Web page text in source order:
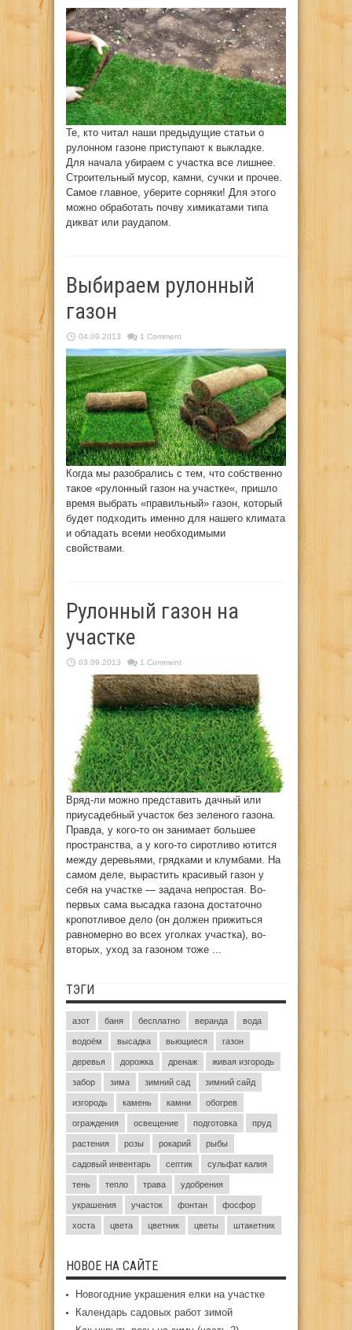
Те, кто читал наши предыдущие статьи о
рулонном газоне приступают к выкладке.
Для начала убираем с участка все лишнее.
Строительный мусор, камни, сучки и прочее.
Самое главное, уберите сорняки! Для этого
можно обработать почву химикатами типа
дикват или раудапом.
Выбираем рулонный
газон
04.09.2013 1 Comment
Когда мы разобрались с тем, что собственно
такое «рулонный газон на участке«, пришло
время выбрать «правильный» газон, который
будет подходить именно для нашего климата
и обладать всеми необходимыми
свойствами.
Рулонный газон на
участке
03.09.2013 1 Comment
Вряд-ли можно представить дачный или
приусадебный участок без зеленого газона.
Правда, у кого-то он занимает большее
пространства, а у кого-то сиротливо ютится
между деревьями, грядками и клумбами. На
самом деле, вырастить красивый газон у
себя на участке — задача непростая. Во-
первых сама высадка газона достаточно
кропотливое дело (он должен прижиться
равномерно во всех уголках участка), во-
вторых, уход за газоном тоже ...
ТЭГИ
азот баня бесплатно веранда вода
водоём высадка вьющиеся газон
деревья дорожка дренаж живая изгородь
забор зима зимний сад зимний сайд
изгородь камень камни обогрев
ограждения освещение подготовка пруд
растения розы рокарий рыбы
садовый инвентарь септик сульфат калия
тень тепло трава удобрения
украшения участок фонтан фосфор
хоста цвета цветник цветы штакетник
НОВОЕ НА САЙТЕ
Новогодние украшения елки на участке
Календарь садовых работ зимой